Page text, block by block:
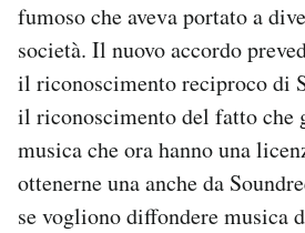
fumoso che aveva portato a
società. Il nuovo accordo
il riconoscimento reciproco di
il riconoscimento del fatto
musica che ora hanno una
ottenerne una anche da
se vogliono diffondere musica